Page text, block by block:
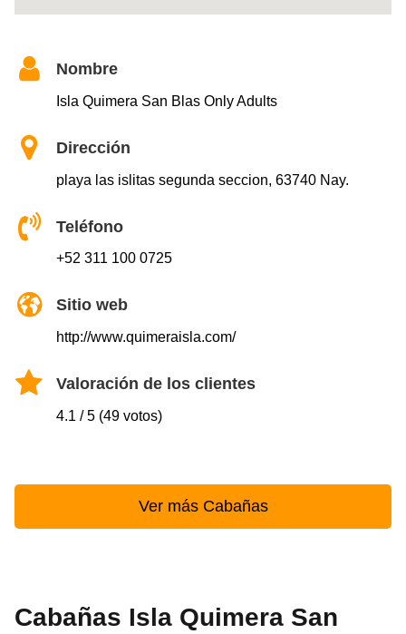
Nombre
Isla Quimera San Blas Only Adults
Dirección
playa las islitas segunda seccion, 63740 Nay.
Teléfono
+52 311 100 0725
Sitio web
http://www.quimeraisla.com/
Valoración de los clientes
4.1 / 5 (49 votos)
Ver más Cabañas
Cabañas Isla Quimera San